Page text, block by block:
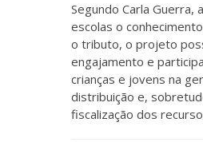
Segundo Carla Guerra,
escolas o
o tributo, o projeto
engajamento e
crianças e jovens na
distribuição e,
fiscalização dos